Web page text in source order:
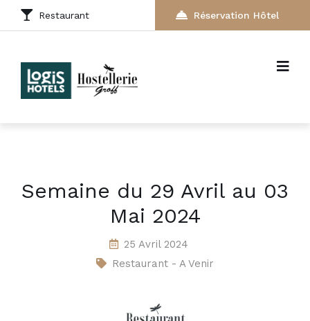
Restaurant Réservation Hôtel
Semaine du 29 Avril au 03
Mai 2024
25 Avril 2024
Restaurant - A Venir